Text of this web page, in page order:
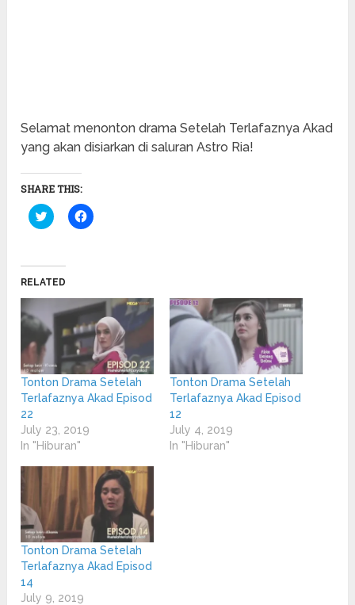
Selamat menonton drama Setelah Terlafaznya Akad
yang akan disiarkan di saluran Astro Ria!
SHARE THIS:
Click
to
(Opens
in
new
window)
Click
to
window)
RELATED
Tonton Drama Setelah
Terlafaznya Akad Episod
22
July 23, 2019
In "Hiburan"
Tonton Drama Setelah
Terlafaznya Akad Episod
12
July 4, 2019
In "Hiburan"
Tonton Drama Setelah
Terlafaznya Akad Episod
14
July 9, 2019